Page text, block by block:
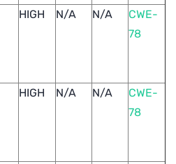
HIGH N/A N/A
CWE-
78
HIGH N/A N/A
CWE-
78